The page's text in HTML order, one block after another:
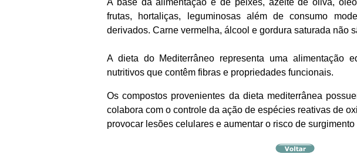
A base da alimentação é de peixes, azeite de oliva,
frutas, hortaliças, leguminosas além de consumo
derivados. Carne vermelha, álcool e gordura saturada não
A dieta do Mediterrâneo representa uma alimentação
nutritivos que contêm fibras e propriedades funcionais.
Os compostos provenientes da dieta mediterrânea
colabora com o controle da ação de espécies reativas de
provocar lesões celulares e aumentar o risco de